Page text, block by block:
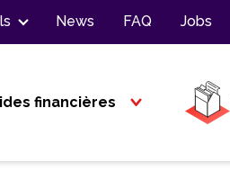
News FAQ Jobs
financières